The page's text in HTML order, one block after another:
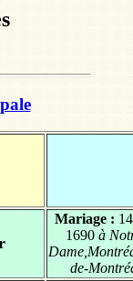
Mariage :
1690 à
de-